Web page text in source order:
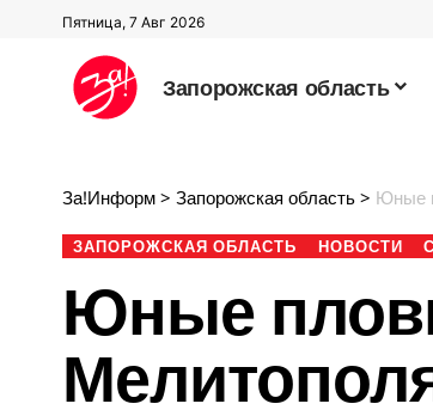
Пятница, 7 Авг 2026
Запорожская область
За!Информ > Запорожская область > Юные
ЗАПОРОЖСКАЯ ОБЛАСТЬ НОВОСТИ
Юные